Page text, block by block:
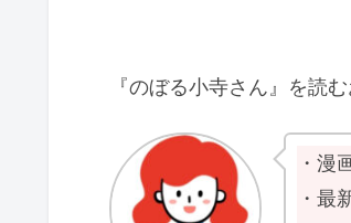
『のぼる小寺さん』を読
・漫
・最